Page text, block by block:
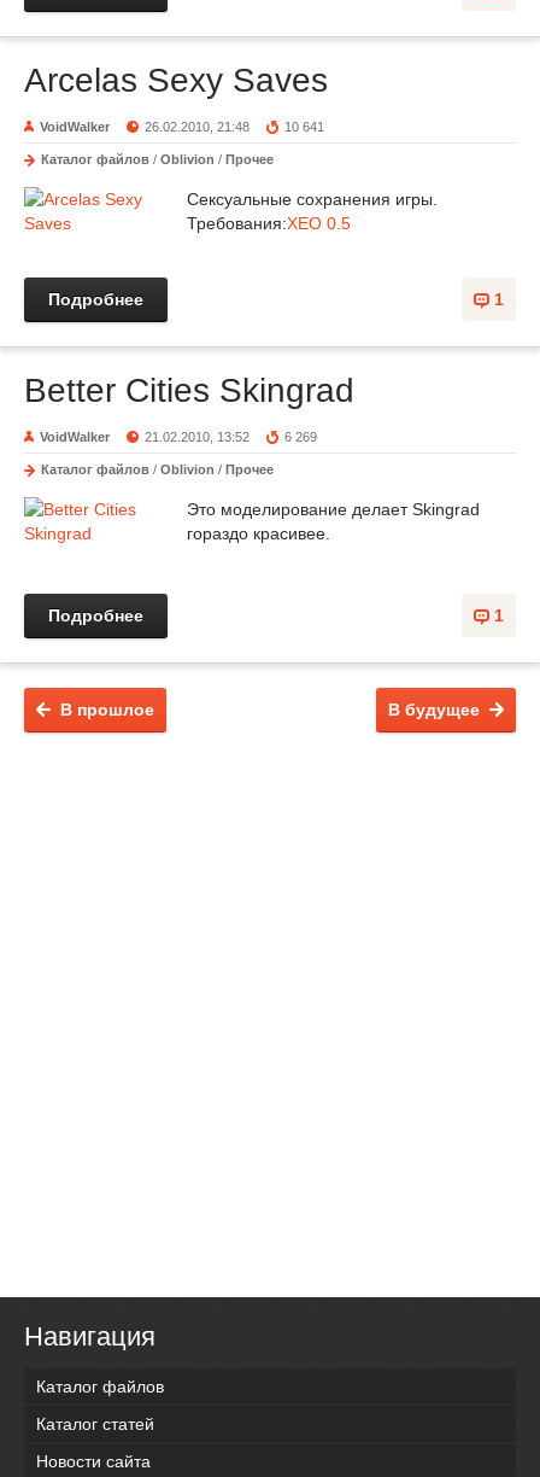
Arcelas Sexy Saves
VoidWalker 26.02.2010, 21:48 10 641
Каталог файлов / Oblivion / Прочее
Сексуальные сохранения игры.
Требования:XEO 0.5
1
Подробнее
Better Cities Skingrad
VoidWalker 21.02.2010, 13:52 6 269
Каталог файлов / Oblivion / Прочее
Это моделирование делает Skingrad
гораздо красивее.
1
Подробнее
В будущее
В прошлое
Навигация
Каталог файлов
Каталог статей
Новости сайта